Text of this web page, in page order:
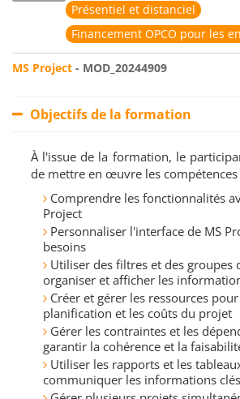
Présentiel et distanciel
Financement OPCO pour les
MS Project - MOD_20244909
Objectifs de la formation
À l'issue de la formation, le
de mettre en œuvre les compétences
Comprendre les fonctionnalités
Project
Personnaliser l'interface de MS
besoins
Utiliser des filtres et des groupes
organiser et afficher les
Créer et gérer les ressources
planification et les coûts du projet
Gérer les contraintes et les
garantir la cohérence et la
Utiliser les rapports et les
communiquer les informations